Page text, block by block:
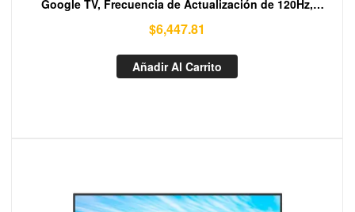
Google TV, Frecuencia de Actualización de 120Hz,
Quantum Dot HDR para una Experiencia Inmersiva en el
Hogar, Televisión para Juegos
$6,447.81
Añadir Al Carrito